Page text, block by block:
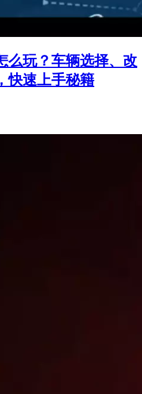
么玩？车辆选择、改
快速上手秘籍